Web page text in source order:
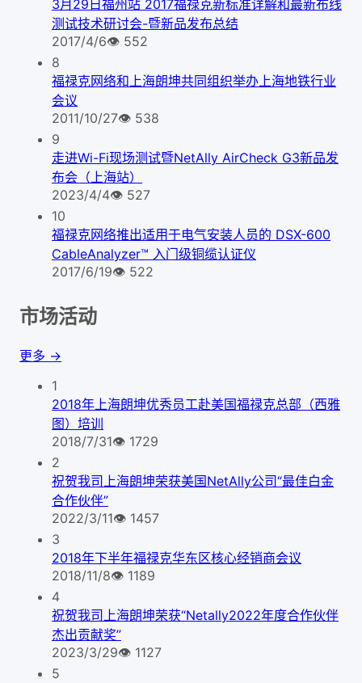
3月29日福州站 2017福禄克新标准详解和最新布线
测试技术研讨会-暨新品发布总结
2017/4/6👁 552
8
福禄克网络和上海朗坤共同组织举办上海地铁行业
会议
2011/10/27👁 538
9
走进Wi-Fi现场测试暨NetAlly AirCheck G3新品发
布会（上海站）
2023/4/4👁 527
10
福禄克网络推出适用于电气安装人员的 DSX-600
CableAnalyzer™ 入门级铜缆认证仪
2017/6/19👁 522
市场活动
更多 →
1
2018年上海朗坤优秀员工赴美国福禄克总部（西雅
图）培训
2018/7/31👁 1729
2
祝贺我司上海朗坤荣获美国NetAlly公司“最佳白金
合作伙伴”
2022/3/11👁 1457
3
2018年下半年福禄克华东区核心经销商会议
2018/11/8👁 1189
4
祝贺我司上海朗坤荣获“Netally2022年度合作伙伴
杰出贡献奖”
2023/3/29👁 1127
5